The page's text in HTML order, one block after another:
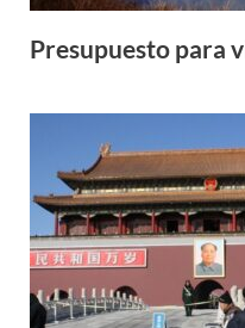
Presupuesto para